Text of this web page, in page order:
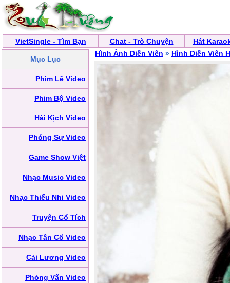
VietSingle - Tìm Bạn Chat - Trò Chuyện Hát
Mục Lục
Phim Lẽ Video
Phim Bộ Video
Hài Kịch Video
Phóng Sự Video
Game Show Việt
Nhạc Music Video
Nhạc Thiếu Nhi Video
Truyện Cổ Tích
Nhạc Tân Cổ Video
Cải Lương Video
Phỏng Vấn Video
Hình Ảnh Diễn Viên » Hình Diễn Viên